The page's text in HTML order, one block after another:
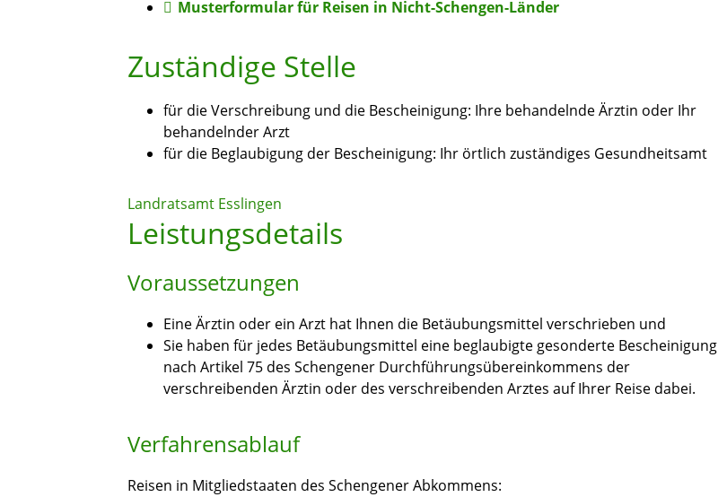
Musterformular für Reisen in Nicht-Schengen-Länder
Zuständige Stelle
für die Verschreibung und die Bescheinigung: Ihre behandelnde Ärztin oder Ihr
behandelnder Arzt
für die Beglaubigung der Bescheinigung: Ihr örtlich zuständiges Gesundheitsamt
Landratsamt Esslingen
Leistungsdetails
Voraussetzungen
Eine Ärztin oder ein Arzt hat Ihnen die Betäubungsmittel verschrieben und
Sie haben für jedes Betäubungsmittel eine beglaubigte gesonderte Bescheinigung
nach Artikel 75 des Schengener Durchführungsübereinkommens der
verschreibenden Ärztin oder des verschreibenden Arztes auf Ihrer Reise dabei.
Verfahrensablauf
Reisen in Mitgliedstaaten des Schengener Abkommens: